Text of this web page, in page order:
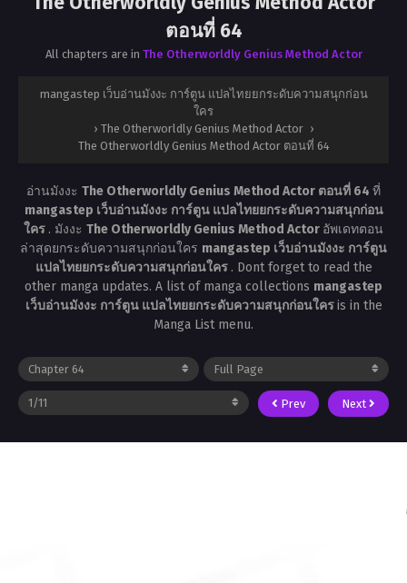
ตอนที่ 64
All chapters are in The Otherworldly Genius Method Actor
mangastep เว็บอ่านมังงะ การ์ตูน แปลไทยยกระดับความสนุกก่อน
ใคร
› The Otherworldly Genius Method Actor ›
The Otherworldly Genius Method Actor ตอนที่ 64
อ่านมังงะ The Otherworldly Genius Method Actor ตอนที่ 64 ที่
mangastep เว็บอ่านมังงะ การ์ตูน แปลไทยยกระดับความสนุกก่อน
ใคร . มังงะ The Otherworldly Genius Method Actor อัพเดทตอน
ล่าสุดยกระดับความสนุกก่อนใคร mangastep เว็บอ่านมังงะ การ์ตูน
แปลไทยยกระดับความสนุกก่อนใคร . Dont forget to read the
other manga updates. A list of manga collections mangastep
เว็บอ่านมังงะ การ์ตูน แปลไทยยกระดับความสนุกก่อนใครis in the
Manga List menu.
Prev Next